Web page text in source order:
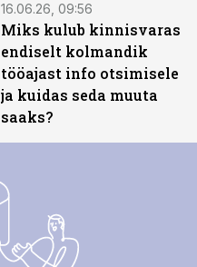
16.06.26, 09:56
Miks kulub kinnisvaras
endiselt kolmandik
tööajast info otsimisele
ja kuidas seda muuta
saaks?